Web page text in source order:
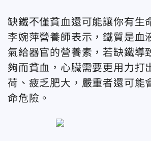
缺鐵不僅貧血還可能讓你有生
李婉萍營養師表示，鐵質是血
氣給器官的營養素，若缺鐵導
夠而貧血，心臟需要更用力打
荷、疲乏肥大，嚴重者還可能
命危險。